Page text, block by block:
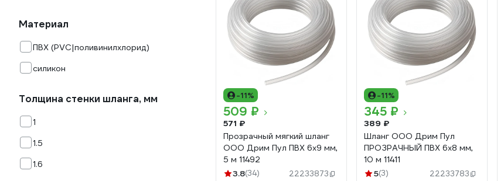
Материал
ПВХ (PVC|поливинилхлорид)
силикон
Толщина стенки шланга, мм
1
1.5
1.6
-11%
509 ₽
571 ₽
Прозрачный мягкий шланг
ООО Дрим Пул ПВХ 6x9 мм,
5 м 11492
3.8(34) 22233873
-11%
345 ₽
389 ₽
Шланг ООО Дрим Пул
ПРОЗРАЧНЫЙ ПВХ 6x8 мм,
10 м 11411
5(3) 22233783